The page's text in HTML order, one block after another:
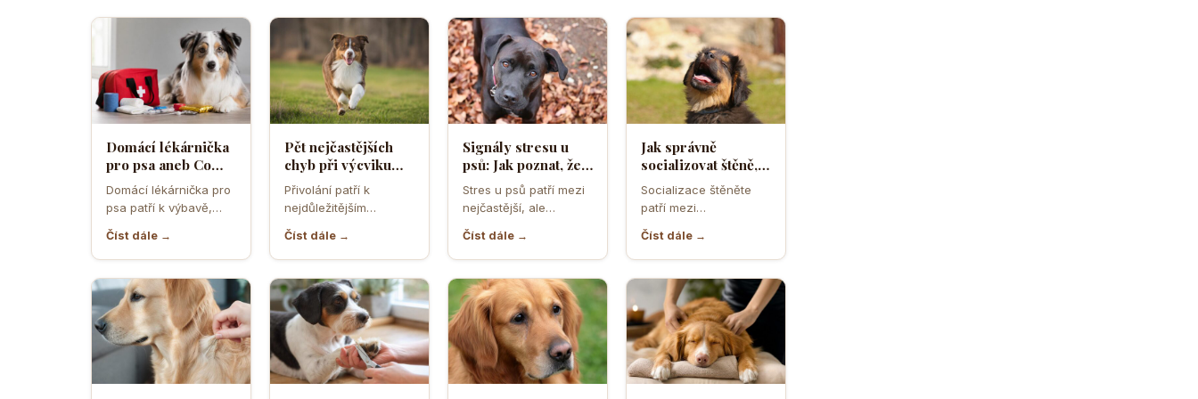
Domácí lékárnička
pro psa aneb Co
musíte mít po ruce
pro případ nouze
Domácí lékárnička pro
psa patří k výbavě,
rozhodující chvíli
ušetřit čas,…
Číst dále →
Pět nejčastějších
chyb při výcviku
přivolání které dělá
většina pejskařů
Přivolání patří k
nejdůležitějším
protože rozhoduje o
bezpečí, pohodě i o
tom,…
Číst dále →
Signály stresu u
psů: Jak poznat, že
se váš čtyřnohý
přítel necítí
komfortně
Stres u psů patří mezi
nejčastější, ale
nejpodceňovanější
problémy každodenní
péče. Může se…
Číst dále →
Jak správně
socializovat štěně,
aby z něj vyrostl
sebevědomý a
klidný pes
Socializace štěněte
patří mezi
prvních měsíců života.
Právě v tomto období
se…
Číst dále →